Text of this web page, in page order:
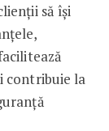
să își
contribuie la